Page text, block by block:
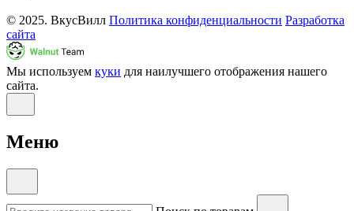
© 2025. ВкусВилл Политика конфиденциальности Разработка
сайта
Мы используем куки для наилучшего отображения нашего
сайта.
Меню